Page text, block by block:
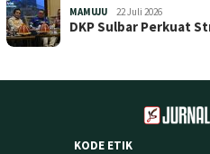
MAMUJU 22 Juli 2026
DKP Sulbar Perkuat
KODE ETIK